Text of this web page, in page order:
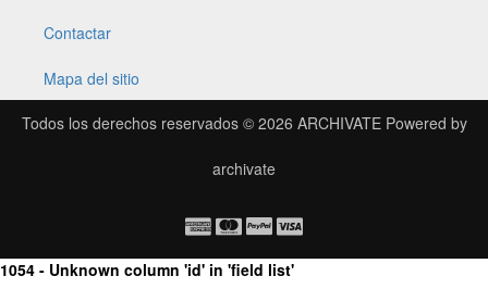
Contactar
Mapa del sitio
Todos los derechos reservados © 2026 ARCHIVATEPowered by
archivate
1054 - Unknown column 'id' in 'field list'